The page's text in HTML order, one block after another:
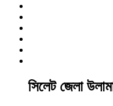
সিলেট জেলা